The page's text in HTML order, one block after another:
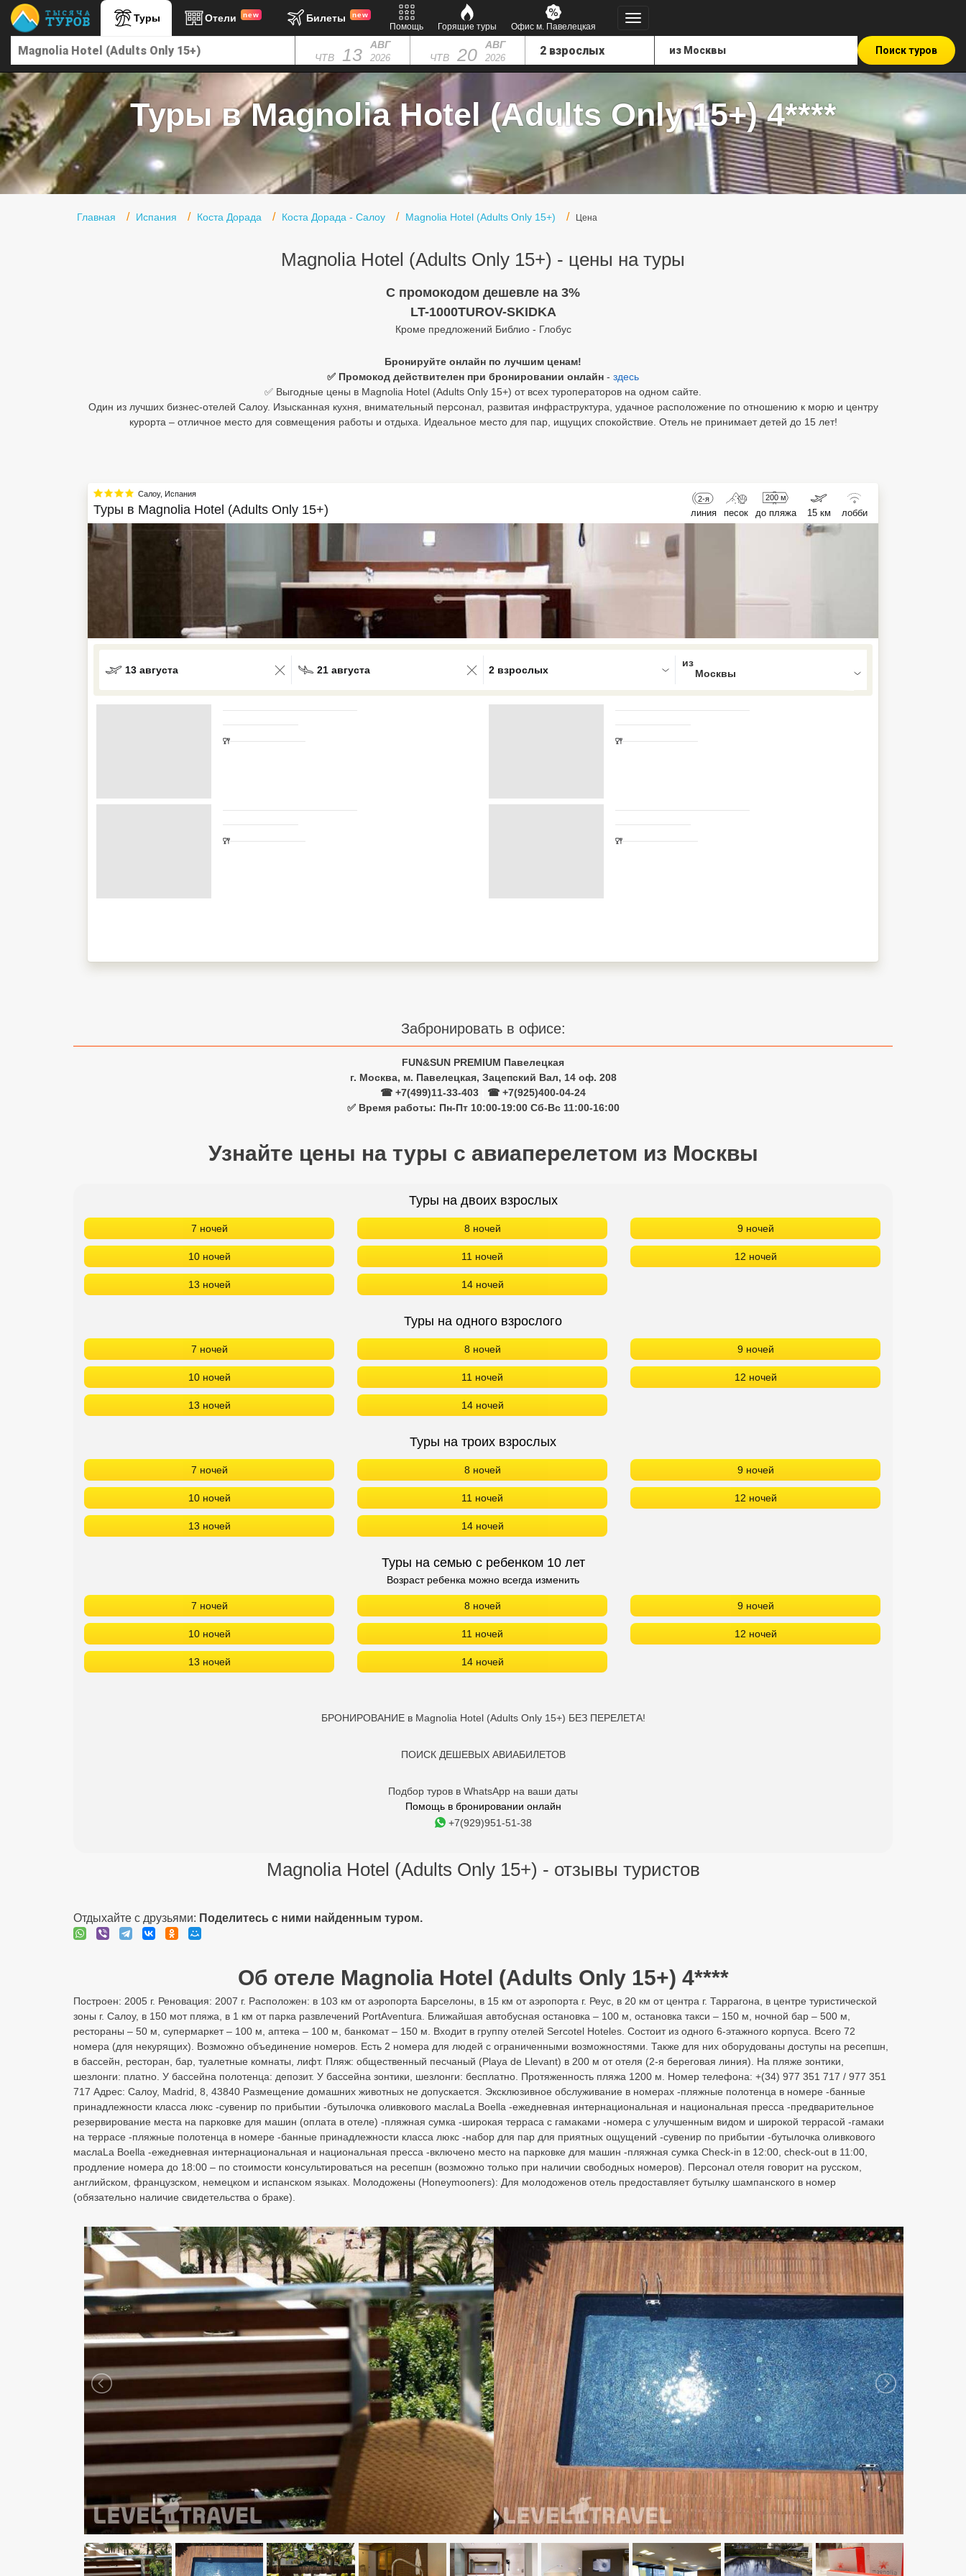
Туры Отели new Билеты new
Помощь Горящие туры Офис м. Павелецкая
ЧТВ 13 АВГ
2026 ЧТВ 20 АВГ
2026
Поиск туров
Туры в Magnolia Hotel (Adults Only 15+) 4****
Главная Испания Коста Дорада Коста Дорада - Салоу Magnolia Hotel (Adults Only 15+) Цена
Magnolia Hotel (Adults Only 15+) - цены на туры
C промокодом дешевле на 3%
LT-1000TUROV-SKIDKA
Кроме предложений Библио - Глобус
Бронируйте онлайн по лучшим ценам!
✅ Промокод действителен при бронировании онлайн - здесь
✅ Выгодные цены в Magnolia Hotel (Adults Only 15+) от всех туроператоров на одном сайте.
Один из лучших бизнес-отелей Салоу. Изысканная кухня, внимательный персонал, развитая инфраструктура, удачное расположение по отношению к морю и центру
курорта – отличное место для совмещения работы и отдыха. Идеальное место для пар, ищущих спокойствие. Отель не принимает детей до 15 лет!
Салоу, Испания
Туры в Magnolia Hotel (Adults Only 15+)
2-я
линия песок
200 м
до пляжа 15 км лобби
13 августа 21 августа
0 results available. Select is focused , press Down to open the menu,
2 взрослых
Забронировать в офисе:
FUN&SUN PREMIUM Павелецкая
г. Москва, м. Павелецкая, Зацепский Вал, 14 оф. 208
☎ +7(499)11-33-403
☎ +7(925)400-04-24
✅ Время работы: Пн-Пт 10:00-19:00 Сб-Вс 11:00-16:00
Узнайте цены на туры с авиаперелетом из Москвы
Туры на двоих взрослых
7 ночей 8 ночей 9 ночей
10 ночей 11 ночей 12 ночей
13 ночей 14 ночей
Туры на одного взрослого
7 ночей 8 ночей 9 ночей
10 ночей 11 ночей 12 ночей
13 ночей 14 ночей
Туры на троих взрослых
7 ночей 8 ночей 9 ночей
10 ночей 11 ночей 12 ночей
13 ночей 14 ночей
Туры на семью с ребенком 10 лет
Возраст ребенка можно всегда изменить
7 ночей 8 ночей 9 ночей
10 ночей 11 ночей 12 ночей
13 ночей 14 ночей
БРОНИРОВАНИЕ в Magnolia Hotel (Adults Only 15+) БЕЗ ПЕРЕЛЕТА!
ПОИСК ДЕШЕВЫХ АВИАБИЛЕТОВ
Подбор туров в WhatsApp на ваши даты
Помощь в бронировании онлайн
+7(929)951-51-38
Magnolia Hotel (Adults Only 15+) - отзывы туристов
Отдыхайте с друзьями: Поделитесь с ними найденным туром.
Об отеле Magnolia Hotel (Adults Only 15+) 4****
Построен: 2005 г. Реновация: 2007 г. Расположен: в 103 км от аэропорта Барселоны, в 15 км от аэропорта г. Реус, в 20 км от центра г. Таррагона, в центре туристической
зоны г. Салоу, в 150 мот пляжа, в 1 км от парка развлечений PortAventura. Ближайшая автобусная остановка – 100 м, остановка такси – 150 м, ночной бар – 500 м,
рестораны – 50 м, супермаркет – 100 м, аптека – 100 м, банкомат – 150 м. Входит в группу отелей Sercotel Hoteles. Состоит из одного 6-этажного корпуса. Всего 72
номера (для некурящих). Возможно объединение номеров. Есть 2 номера для людей с ограниченными возможностями. Также для них оборудованы доступы на ресепшн,
в бассейн, ресторан, бар, туалетные комнаты, лифт. Пляж: общественный песчаный (Playa de Llevant) в 200 м от отеля (2-я береговая линия). На пляже зонтики,
шезлонги: платно. У бассейна полотенца: депозит. У бассейна зонтики, шезлонги: бесплатно. Протяженность пляжа 1200 м. Номер телефона: +(34) 977 351 717 / 977 351
717 Адрес: Салоу, Madrid, 8, 43840 Размещение домашних животных не допускается. Эксклюзивное обслуживание в номерах -пляжные полотенца в номере -банные
принадлежности класса люкс -сувенир по прибытии -бутылочка оливкового маслаLa Boella -ежедневная интернациональная и национальная пресса -предварительное
резервирование места на парковке для машин (оплата в отеле) -пляжная сумка -широкая терраса с гамаками -номера с улучшенным видом и широкой террасой -гамаки
на террасе -пляжные полотенца в номере -банные принадлежности класса люкс -набор для пар для приятных ощущений -сувенир по прибытии -бутылочка оливкового
маслаLa Boella -ежедневная интернациональная и национальная пресса -включено место на парковке для машин -пляжная сумка Check-in в 12:00, check-out в 11:00,
продление номера до 18:00 – по стоимости консультироваться на ресепшн (возможно только при наличии свободных номеров). Персонал отеля говорит на русском,
английском, французском, немецком и испанском языках. Молодожены (Honeymooners): Для молодоженов отель предоставляет бутылку шампанского в номер
(обязательно наличие свидетельства о браке).
Главная
Туры в Турцию
Туры в Египет
Туры в ОАЭ
Офис г. Москва
Северный Гоа
Большой Сочи
Сетевые отели Бали
Сетевые отели Сейшел